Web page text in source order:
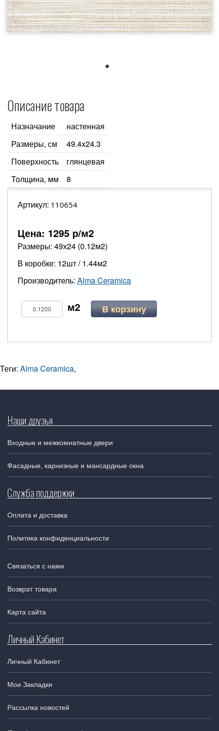
Описание товара
Назначание
настенная
Размеры, см
49.4x24.3
Поверхность
глянцевая
Толщина, мм
8
Артикул: 110654
Цена: 1295 р/м2
Размеры: 49х24 (0.12м2)
В коробке: 12шт / 1.44м2
Производитель: Alma Ceramica
В корзину
Теги: Alma Ceramica,
Наши друзья
Входные и межкомнатные двери
Фасадные, карнизные и мансардные окна
Служба поддержки
Оплата и доставка
Политика конфиденциальности
Связаться с нами
Возврат товара
Карта сайта
Личный Кабинет
Личный Кабинет
Мои Закладки
Рассылка новостей